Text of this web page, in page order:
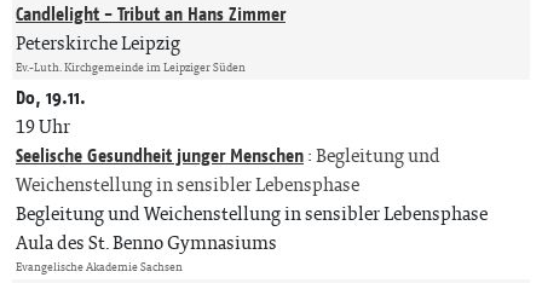
Candlelight - Tribut an Hans Zimmer
Peterskirche Leipzig
Ev.-Luth. Kirchgemeinde im Leipziger Süden
Do, 19.11.
19 Uhr
Seelische Gesundheit junger Menschen:Begleitung und
Weichenstellung in sensibler Lebensphase
Begleitung und Weichenstellung in sensibler Lebensphase
Aula des St. Benno Gymnasiums
Evangelische Akademie Sachsen